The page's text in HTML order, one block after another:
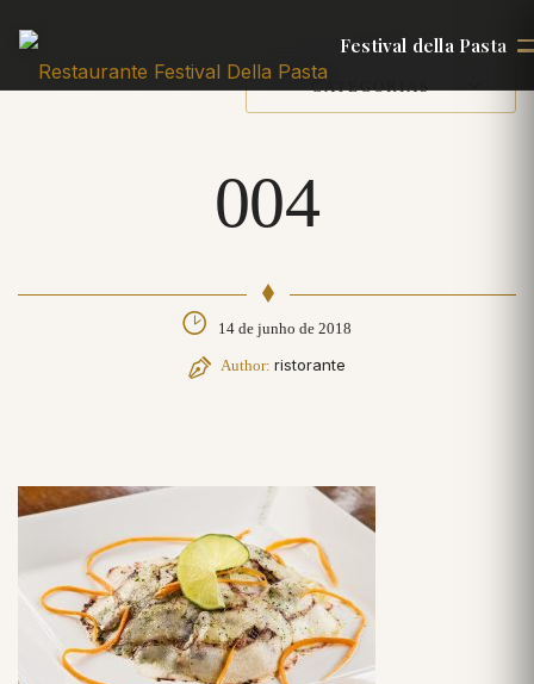
Festival della Pasta
CATEGORIAS
004
14 de junho de 2018
Author: ristorante